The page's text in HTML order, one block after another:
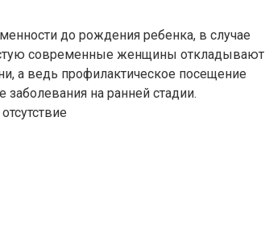
до рождения ребенка, в случае
современные женщины откладывают
а ведь профилактическое посещение
на ранней стадии.